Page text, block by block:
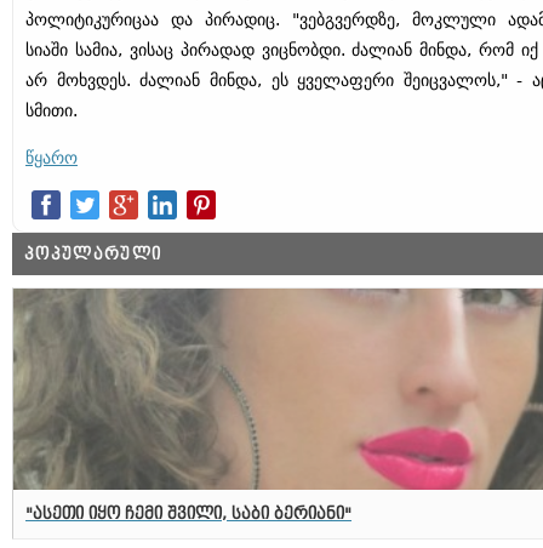
პოლიტიკურიცაა და პირადიც. "ვებგვერდზე, მოკლული
სიაში სამია, ვისაც პირადად ვიცნობდი. ძალიან მინდა, რომ
არ მოხვდეს. ძალიან მინდა, ეს ყველაფერი შეიცვალოს," -
სმითი.
წყარო
ᲞᲝᲞᲣᲚᲐᲠᲣᲚᲘ
"ასეთი იყო ჩემი შვილი, საბი ბერიანი"